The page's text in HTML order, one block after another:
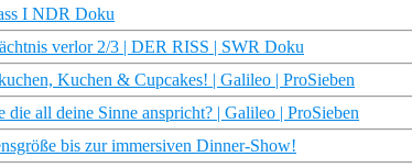
I NDR Doku
verlor 2/3 | DER RISS | SWR Doku
Kuchen & Cupcakes! | Galileo | ProSieben
all deine Sinne anspricht? | Galileo | ProSieben
bis zur immersiven Dinner-Show!